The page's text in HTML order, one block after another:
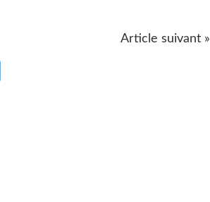
Article suivant »